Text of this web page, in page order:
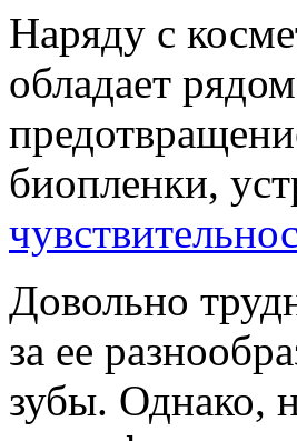
Наряду с
обладает
биопленки,
Довольно
за ее
зубы. Однако,